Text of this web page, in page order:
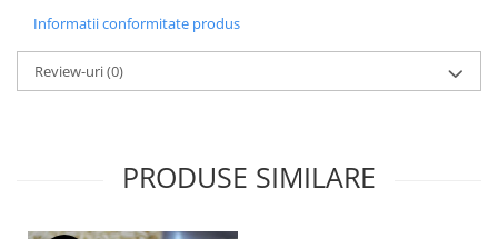
Informatii conformitate produs
Review-uri(0)
PRODUSE SIMILARE